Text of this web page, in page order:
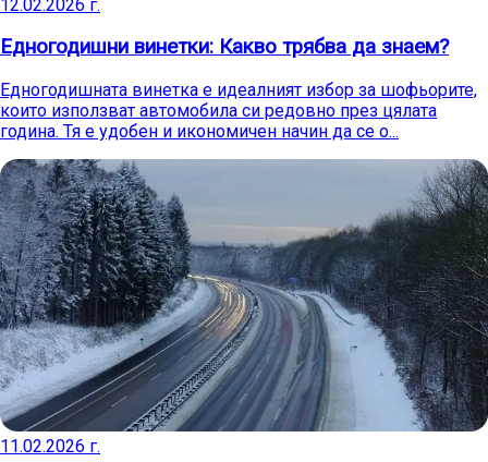
12.02.2026 г.
Едногодишни винетки: Какво трябва да знаем?
Едногодишната винетка е идеалният избор за шофьорите,
които използват автомобила си редовно през цялата
година. Тя е удобен и икономичен начин да се о...
11.02.2026 г.